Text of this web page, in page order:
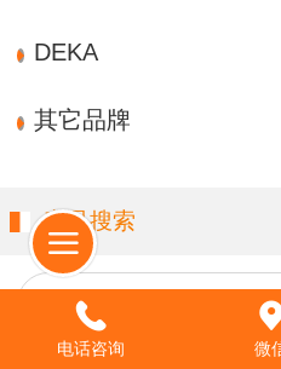
DEKA
其它品牌
产品搜索
请输入关键字…
电话咨询 微